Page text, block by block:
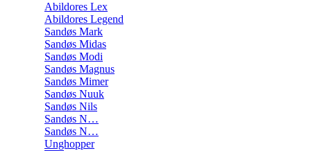
Abildores Lex
Abildores Legend
Sandøs Mark
Sandøs Midas
Sandøs Modi
Sandøs Magnus
Sandøs Mimer
Sandøs Nuuk
Sandøs Nils
Sandøs N…
Sandøs N…
Unghopper